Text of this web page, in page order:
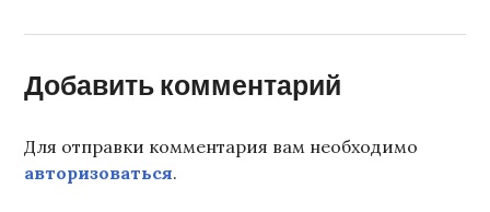
Добавить комментарий
Для отправки комментария вам необходимо
авторизоваться.